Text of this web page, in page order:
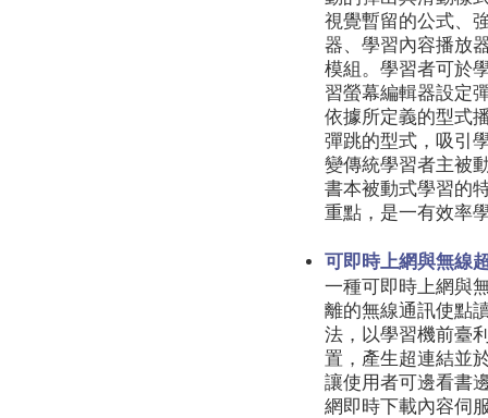
視覺暫留的公式、
器、學習內容播放
模組。學習者可於
習螢幕編輯器設定
依據所定義的型式
彈跳的型式，吸引
變傳統學習者主被
書本被動式學習的
重點，是一有效率
可即時上網與無線
一種可即時上網與
離的無線通訊使點
法，以學習機前臺
置，產生超連結並
讓使用者可邊看書
網即時下載內容伺